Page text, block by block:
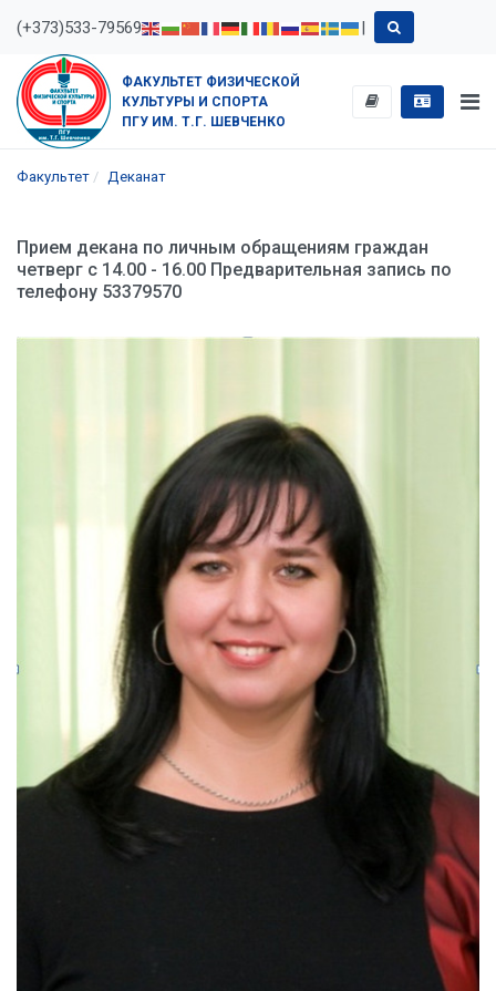
(+373)533-79569 |
ФАКУЛЬТЕТ ФИЗИЧЕСКОЙ
КУЛЬТУРЫ И СПОРТА
ПГУ ИМ. Т.Г. ШЕВЧЕНКО
Факультет Деканат
Прием декана по личным обращениям граждан
четверг с 14.00 - 16.00 Предварительная запись по
телефону 53379570